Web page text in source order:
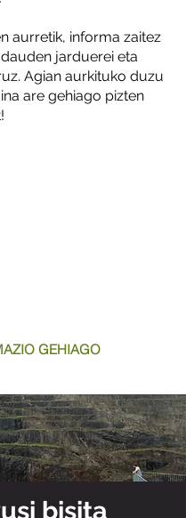
aurretik, informa zaitez
jarduerei eta
Agian aurkituko duzu
are gehiago pizten
GEHIAGO
bisita